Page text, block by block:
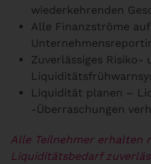
wiederkehrenden
Alle Finanzströme
Zuverlässiges Risiko-
Liquidität planen –
-Überraschungen
Alle Teilnehmer erhalten
Liquiditätsbedarf